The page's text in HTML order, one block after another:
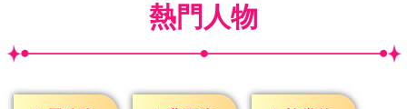
熱門人物